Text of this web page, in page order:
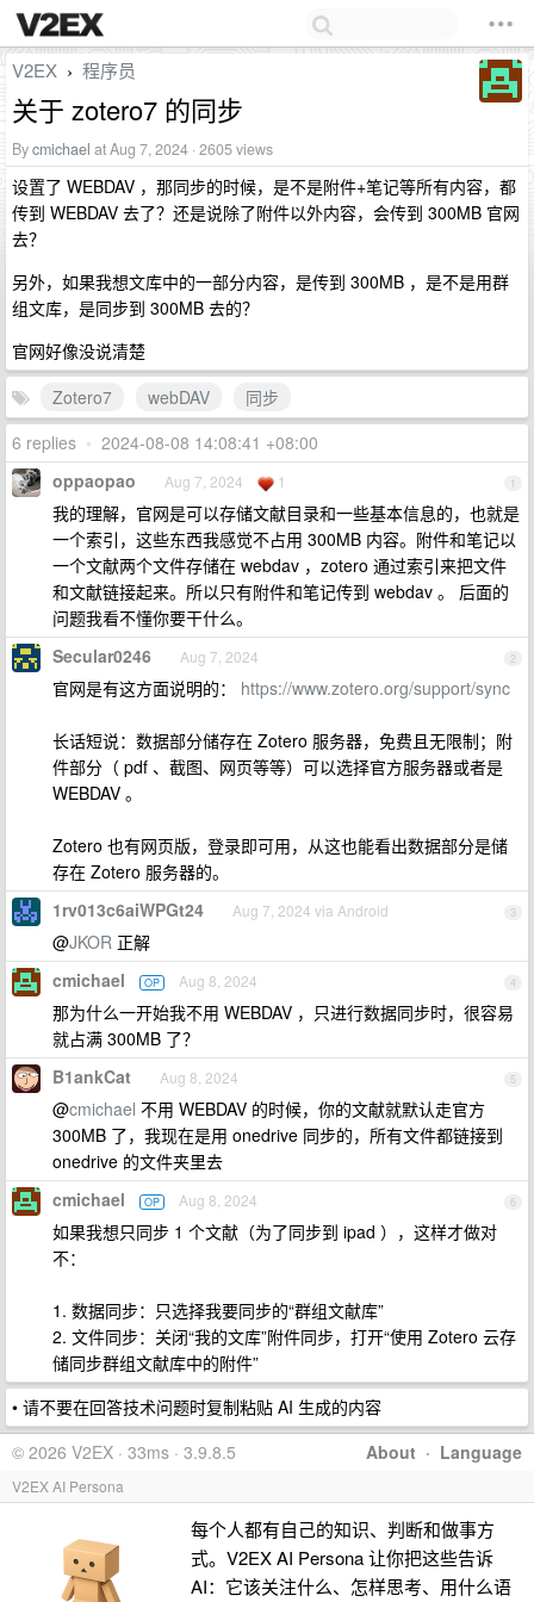
V2EX › 程序员
关于 zotero7 的同步
Bycmichael at Aug 7, 2024 · 2605 views
设置了 WEBDAV ，那同步的时候，是不是附件+笔记等所有内容，都
传到 WEBDAV 去了？还是说除了附件以外内容，会传到 300MB 官网
去？
另外，如果我想文库中的一部分内容，是传到 300MB ，是不是用群
组文库，是同步到 300MB 去的？
官网好像没说清楚
Zotero7
webDAV
同步
6 replies • 2024-08-08 14:08:41 +08:00
1
oppaopao Aug 7, 2024 1
我的理解，官网是可以存储文献目录和一些基本信息的，也就是
一个索引，这些东西我感觉不占用 300MB 内容。附件和笔记以
一个文献两个文件存储在 webdav ，zotero 通过索引来把文件
和文献链接起来。所以只有附件和笔记传到 webdav 。 后面的
问题我看不懂你要干什么。
2
Secular0246 Aug 7, 2024
官网是有这方面说明的： https://www.zotero.org/support/sync
长话短说：数据部分储存在 Zotero 服务器，免费且无限制；附
件部分（ pdf 、截图、网页等等）可以选择官方服务器或者是
WEBDAV 。
Zotero 也有网页版，登录即可用，从这也能看出数据部分是储
存在 Zotero 服务器的。
3
1rv013c6aiWPGt24 Aug 7, 2024 via Android
@JKOR 正解
4
cmichael OP Aug 8, 2024
那为什么一开始我不用 WEBDAV ，只进行数据同步时，很容易
就占满 300MB 了？
5
B1ankCat Aug 8, 2024
@cmichael 不用 WEBDAV 的时候，你的文献就默认走官方
300MB 了，我现在是用 onedrive 同步的，所有文件都链接到
onedrive 的文件夹里去
6
cmichael OP Aug 8, 2024
如果我想只同步 1 个文献（为了同步到 ipad ），这样才做对
不：
1. 数据同步：只选择我要同步的“群组文献库”
2. 文件同步：关闭“我的文库”附件同步，打开“使用 Zotero 云存
储同步群组文献库中的附件”
• 请不要在回答技术问题时复制粘贴 AI 生成的内容
About · Language
© 2026 V2EX · 33ms · 3.9.8.5
V2EX AI Persona
每个人都有自己的知识、判断和做事方
式。V2EX AI Persona 让你把这些告诉
AI：它该关注什么、怎样思考、用什么语